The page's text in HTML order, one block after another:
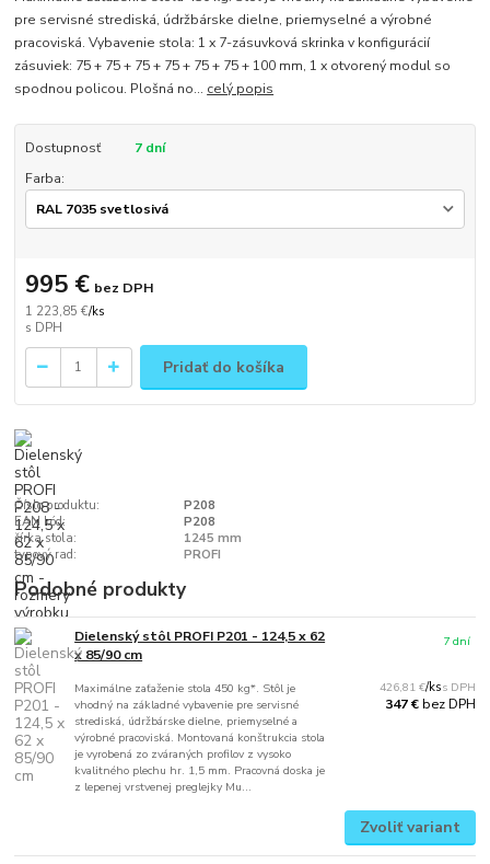
pre servisné strediská, údržbárske dielne, priemyselné a výrobné
pracoviská. Vybavenie stola: 1 x 7-zásuvková skrinka v konfigurácií
zásuviek: 75 + 75 + 75 + 75 + 75 + 75 + 100 mm, 1 x otvorený modul so
spodnou policou. Plošná no... celý popis
Dostupnosť
7 dní
Farba:
1 223,85 €/ks
995 € bez DPH
Pridať do košíka
Číslo produktu:
P208
EAN kód:
P208
šírka stola:
1245 mm
typový rad:
PROFI
Podobné produkty
Dielenský stôl PROFI P201 - 124,5 x 62
x 85/90 cm
Maximálne zaťaženie stola 450 kg*. Stôl je
vhodný na základné vybavenie pre servisné
strediská, údržbárske dielne, priemyselné a
výrobné pracoviská. Montovaná konštrukcia stola
je vyrobená zo zváraných profilov z vysoko
kvalitného plechu hr. 1,5 mm. Pracovná doska je
z lepenej vrstvenej preglejky Mu...
426,81 €/ks
347 €bez DPH
7 dní
Zvoliť variant